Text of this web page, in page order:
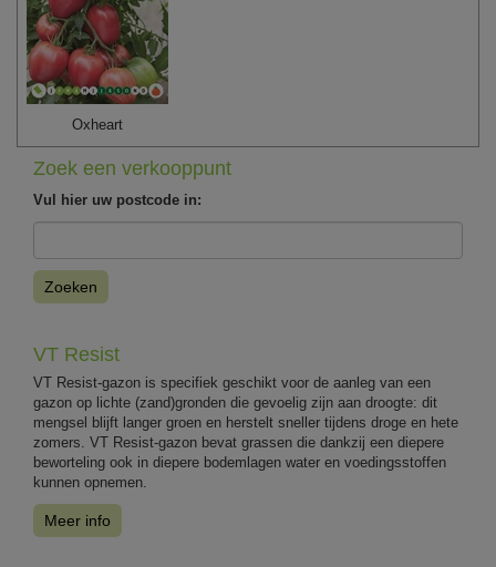
Oxheart
Zoek een verkooppunt
Vul hier uw postcode in:
Zoeken
VT Resist
VT Resist-gazon is specifiek geschikt voor de aanleg van een
gazon op lichte (zand)gronden die gevoelig zijn aan droogte: dit
mengsel blijft langer groen en herstelt sneller tijdens droge en hete
zomers. VT Resist-gazon bevat grassen die dankzij een diepere
beworteling ook in diepere bodemlagen water en voedingsstoffen
kunnen opnemen.
Meer info